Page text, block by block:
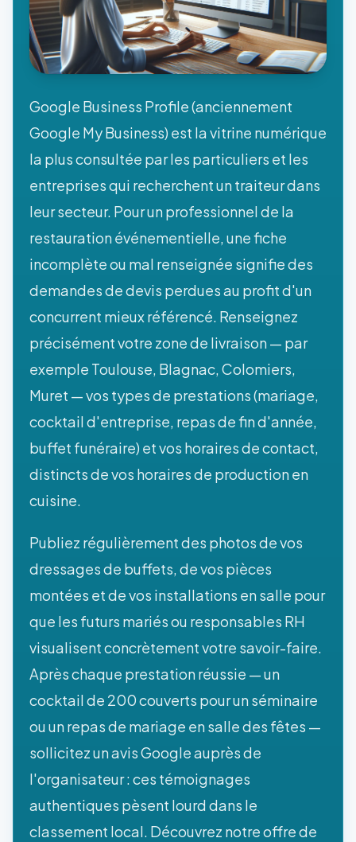
Google Business Profile (anciennement
Google My Business) est la vitrine numérique
la plus consultée par les particuliers et les
entreprises qui recherchent un traiteur dans
leur secteur. Pour un professionnel de la
restauration événementielle, une fiche
incomplète ou mal renseignée signifie des
demandes de devis perdues au profit d'un
concurrent mieux référencé. Renseignez
précisément votre zone de livraison — par
exemple Toulouse, Blagnac, Colomiers,
Muret — vos types de prestations (mariage,
cocktail d'entreprise, repas de fin d'année,
buffet funéraire) et vos horaires de contact,
distincts de vos horaires de production en
cuisine.
Publiez régulièrement des photos de vos
dressages de buffets, de vos pièces
montées et de vos installations en salle pour
que les futurs mariés ou responsables RH
visualisent concrètement votre savoir-faire.
Après chaque prestation réussie — un
cocktail de 200 couverts pour un séminaire
ou un repas de mariage en salle des fêtes —
sollicitez un avis Google auprès de
l'organisateur : ces témoignages
authentiques pèsent lourd dans le
classement local. Découvrez notre offre de